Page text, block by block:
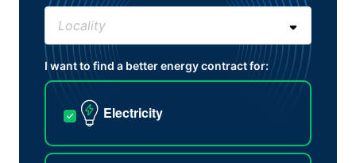
I want to find a better energy contract for:
Electricity